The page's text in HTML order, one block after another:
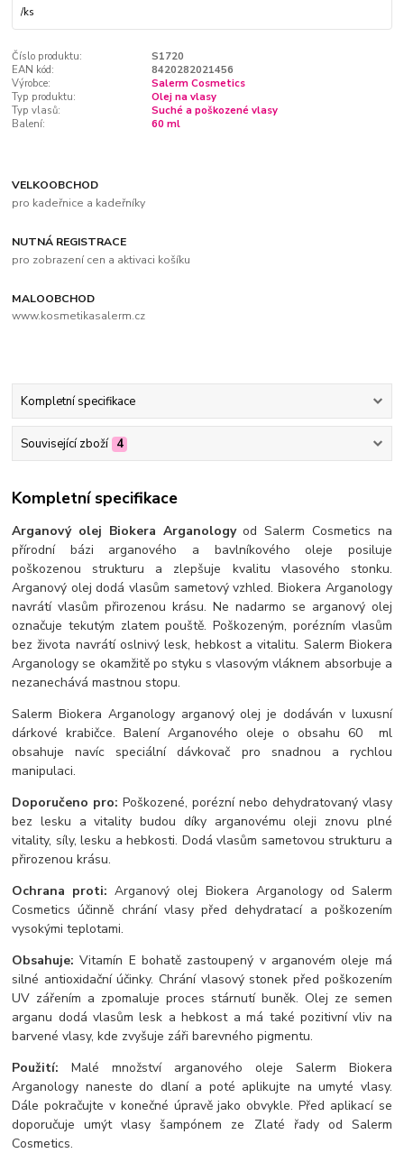
/ks
Číslo produktu:
S1720
EAN kód:
8420282021456
Výrobce:
Salerm Cosmetics
Typ produktu:
Olej na vlasy
Typ vlasů:
Suché a poškozené vlasy
Balení:
60 ml
VELKOOBCHOD
pro kadeřnice a kadeřníky
NUTNÁ REGISTRACE
pro zobrazení cen a aktivaci košíku
MALOOBCHOD
www.kosmetikasalerm.cz
Kompletní specifikace
Související zboží 4
Kompletní specifikace
Arganový olej Biokera Arganologyod Salerm Cosmetics na
přírodní bázi arganového a bavlníkového oleje posiluje
poškozenou strukturu a zlepšuje kvalitu vlasového stonku.
Arganový olej dodá vlasům sametový vzhled. Biokera Arganology
navrátí vlasům přirozenou krásu. Ne nadarmo se arganový olej
označuje tekutým zlatem pouště. Poškozeným, porézním vlasům
bez života navrátí oslnivý lesk, hebkost a vitalitu. Salerm Biokera
Arganology se okamžitě po styku s vlasovým vláknem absorbuje a
nezanechává mastnou stopu.
Salerm Biokera Arganology arganový olej je dodáván v luxusní
dárkové krabičce. Balení Arganového oleje o obsahu 60 ml
obsahuje navíc speciální dávkovač pro snadnou a rychlou
manipulaci.
Doporučeno pro: Poškozené, porézní nebo dehydratovaný vlasy
bez lesku a vitality budou díky arganovému oleji znovu plné
vitality, síly, lesku a hebkosti. Dodá vlasům sametovou strukturu a
přirozenou krásu.
Ochrana proti: Arganový olej Biokera Arganology od Salerm
Cosmetics účinně chrání vlasy před dehydratací a poškozením
vysokými teplotami.
Obsahuje: Vitamín E bohatě zastoupený v arganovém oleje má
silné antioxidační účinky. Chrání vlasový stonek před poškozením
UV zářením a zpomaluje proces stárnutí buněk. Olej ze semen
arganu dodá vlasům lesk a hebkost a má také pozitivní vliv na
barvené vlasy, kde zvyšuje záři barevného pigmentu.
Použití: Malé množství arganového oleje Salerm Biokera
Arganology naneste do dlaní a poté aplikujte na umyté vlasy.
Dále pokračujte v konečné úpravě jako obvykle. Před aplikací se
doporučuje umýt vlasy šampónem ze Zlaté řady od Salerm
Cosmetics.